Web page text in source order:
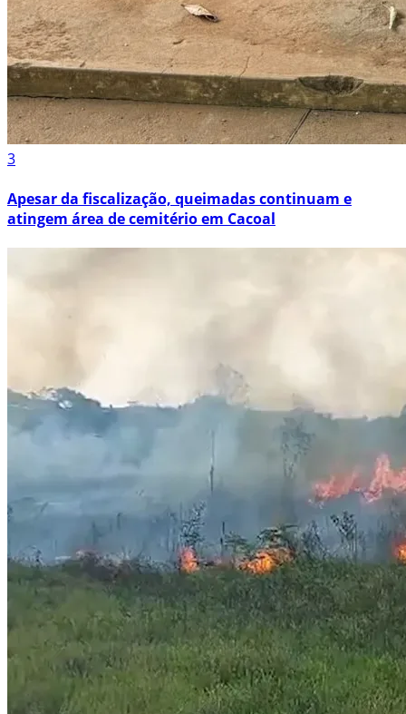
3
Apesar da fiscalização, queimadas continuam e
atingem área de cemitério em Cacoal